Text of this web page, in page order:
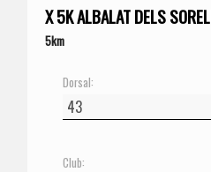
X 5K ALBALAT DELS
5km
Dorsal:
Club: